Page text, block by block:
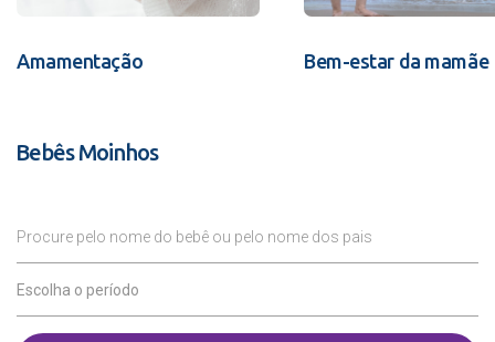
Amamentação Bem-estar da mamãe
Bebês Moinhos
Procure pelo nome do bebê ou pelo nome dos pais
Escolha o período